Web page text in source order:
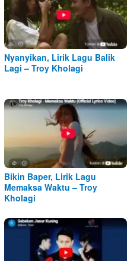
Nyanyikan, Lirik Lagu Balik
Lagi – Troy Kholagi
Bikin Baper, Lirik Lagu
Memaksa Waktu – Troy
Kholagi